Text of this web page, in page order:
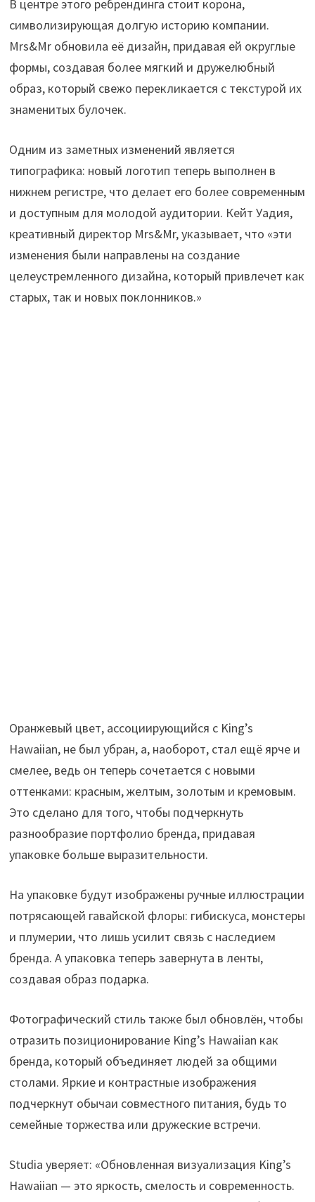
В центре этого ребрендинга стоит корона,
символизирующая долгую историю компании.
Mrs&Mr обновила её дизайн, придавая ей округлые
формы, создавая более мягкий и дружелюбный
образ, который свежо перекликается с текстурой их
знаменитых булочек.
Одним из заметных изменений является
типографика: новый логотип теперь выполнен в
нижнем регистре, что делает его более современным
и доступным для молодой аудитории. Кейт Уадия,
креативный директор Mrs&Mr, указывает, что «эти
изменения были направлены на создание
целеустремленного дизайна, который привлечет как
старых, так и новых поклонников.»
Оранжевый цвет, ассоциирующийся с King’s
Hawaiian, не был убран, а, наоборот, стал ещё ярче и
смелее, ведь он теперь сочетается с новыми
оттенками: красным, желтым, золотым и кремовым.
Это сделано для того, чтобы подчеркнуть
разнообразие портфолио бренда, придавая
упаковке больше выразительности.
На упаковке будут изображены ручные иллюстрации
потрясающей гавайской флоры: гибискуса, монстеры
и плумерии, что лишь усилит связь с наследием
бренда. А упаковка теперь завернута в ленты,
создавая образ подарка.
Фотографический стиль также был обновлён, чтобы
отразить позиционирование King’s Hawaiian как
бренда, который объединяет людей за общими
столами. Яркие и контрастные изображения
подчеркнут обычаи совместного питания, будь то
семейные торжества или дружеские встречи.
Studia уверяет: «Обновленная визуализация King’s
Hawaiian — это яркость, смелость и современность.